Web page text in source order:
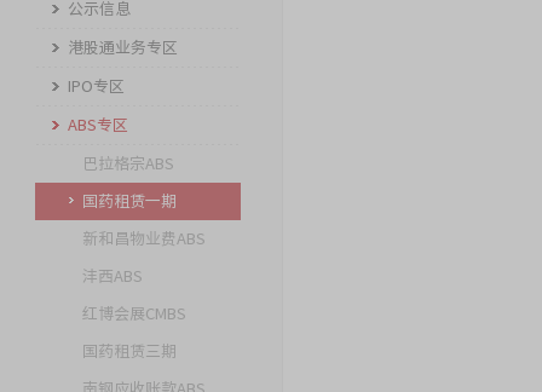
公示信息
港股通业务专区
IPO专区
ABS专区
巴拉格宗ABS
国药租赁一期
新和昌物业费ABS
沣西ABS
红博会展CMBS
国药租赁三期